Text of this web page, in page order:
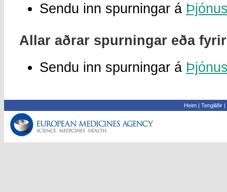
Sendu inn spurningar á
Allar aðrar spurningar eða
Sendu inn spurningar á
Heim| Tengiliðir|